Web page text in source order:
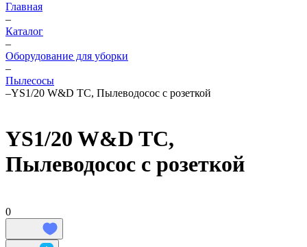
Главная
–
Каталог
–
Оборудование для уборки
–
Пылесосы
–YS1/20 W&D TC, Пылеводосос с розеткой
YS1/20 W&D TC,
Пылеводосос с розеткой
0